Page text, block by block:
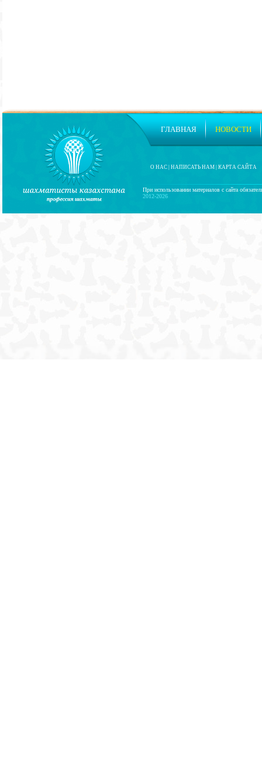
При использовании материалов с сайта
2012-2026
О НАС НАПИСАТЬ НАМ КАРТА САЙТА
ГЛАВНАЯ НОВОСТИ